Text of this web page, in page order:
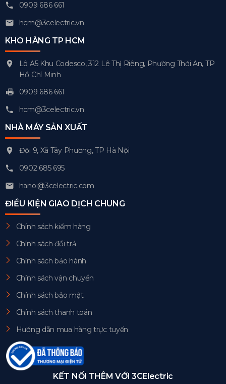
0909 686 661
hcm@3celectric.vn
KHO HÀNG TP HCM
Lô A5 Khu Codesco, 312 Lê Thị Riêng, Phường Thới An, TP
Hồ Chí Minh
0909 686 661
hcm@3celectric.vn
NHÀ MÁY SẢN XUẤT
Đội 9, Xã Tây Phương, TP Hà Nội
0902 685 695
hanoi@3celectric.com
ĐIỀU KIỆN GIAO DỊCH CHUNG
Chính sách kiểm hàng
Chính sách đổi trả
Chính sách bảo hành
Chính sách vận chuyển
Chính sách bảo mật
Chính sách thanh toán
Hướng dẫn mua hàng trực tuyến
KẾT NỐI THÊM VỚI 3CElectric